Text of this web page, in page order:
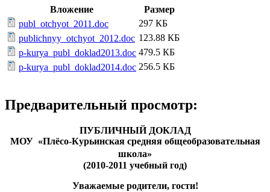
Вложение
Размер
publ_otchyot_2011.doc
297 КБ
publichnyy_otchyot_2012.doc 123.88 КБ
p-kurya_publ_doklad2013.doc 479.5 КБ
p-kurya_publ_doklad2014.doc 256.5 КБ
Предварительный просмотр:
ПУБЛИЧНЫЙ ДОКЛАД
МОУ «Плёсо-Курьинская средняя общеобразовательная
школа»
(2010-2011 учебный год)
Уважаемые родители, гости!